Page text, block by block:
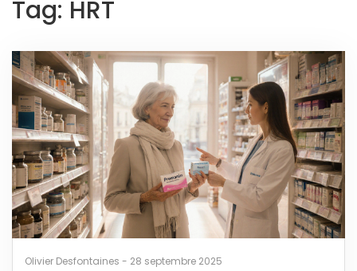
Tag: HRT
Olivier Desfontaines - 28 septembre 2025